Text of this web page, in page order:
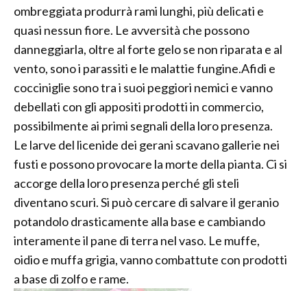
ombreggiata produrrà rami lunghi, più delicati e
quasi nessun fiore. Le avversità che possono
danneggiarla, oltre al forte gelo se non riparata e al
vento, sono i parassiti e le malattie fungine.Afidi e
cocciniglie sono tra i suoi peggiori nemici e vanno
debellati con gli appositi prodotti in commercio,
possibilmente ai primi segnali della loro presenza.
Le larve del licenide dei gerani scavano gallerie nei
fusti e possono provocare la morte della pianta. Ci si
accorge della loro presenza perché gli steli
diventano scuri. Si può cercare di salvare il geranio
potandolo drasticamente alla base e cambiando
interamente il pane di terra nel vaso. Le muffe,
oidio e muffa grigia, vanno combattute con prodotti
a base di zolfo e rame.